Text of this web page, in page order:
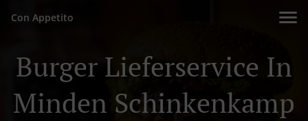
Con Appetito
Burger Lieferservice In
Minden Schinkenkamp